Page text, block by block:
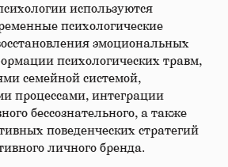
используются
психологические
эмоциональных
психологических травм,
семейной системой,
процессами, интеграции
бессознательного, а также
поведенческих стратегий
личного бренда.